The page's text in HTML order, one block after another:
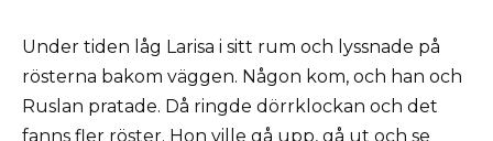
Under tiden låg Larisa i sitt rum och lyssnade på
rösterna bakom väggen. Någon kom, och han och
Ruslan pratade. Då ringde dörrklockan och det
fanns fler röster. Hon ville gå upp, gå ut och se